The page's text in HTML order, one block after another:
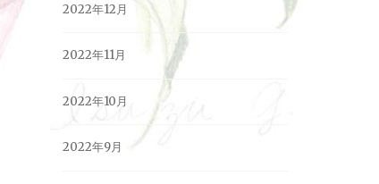
2022年12月
2022年11月
2022年10月
2022年9月